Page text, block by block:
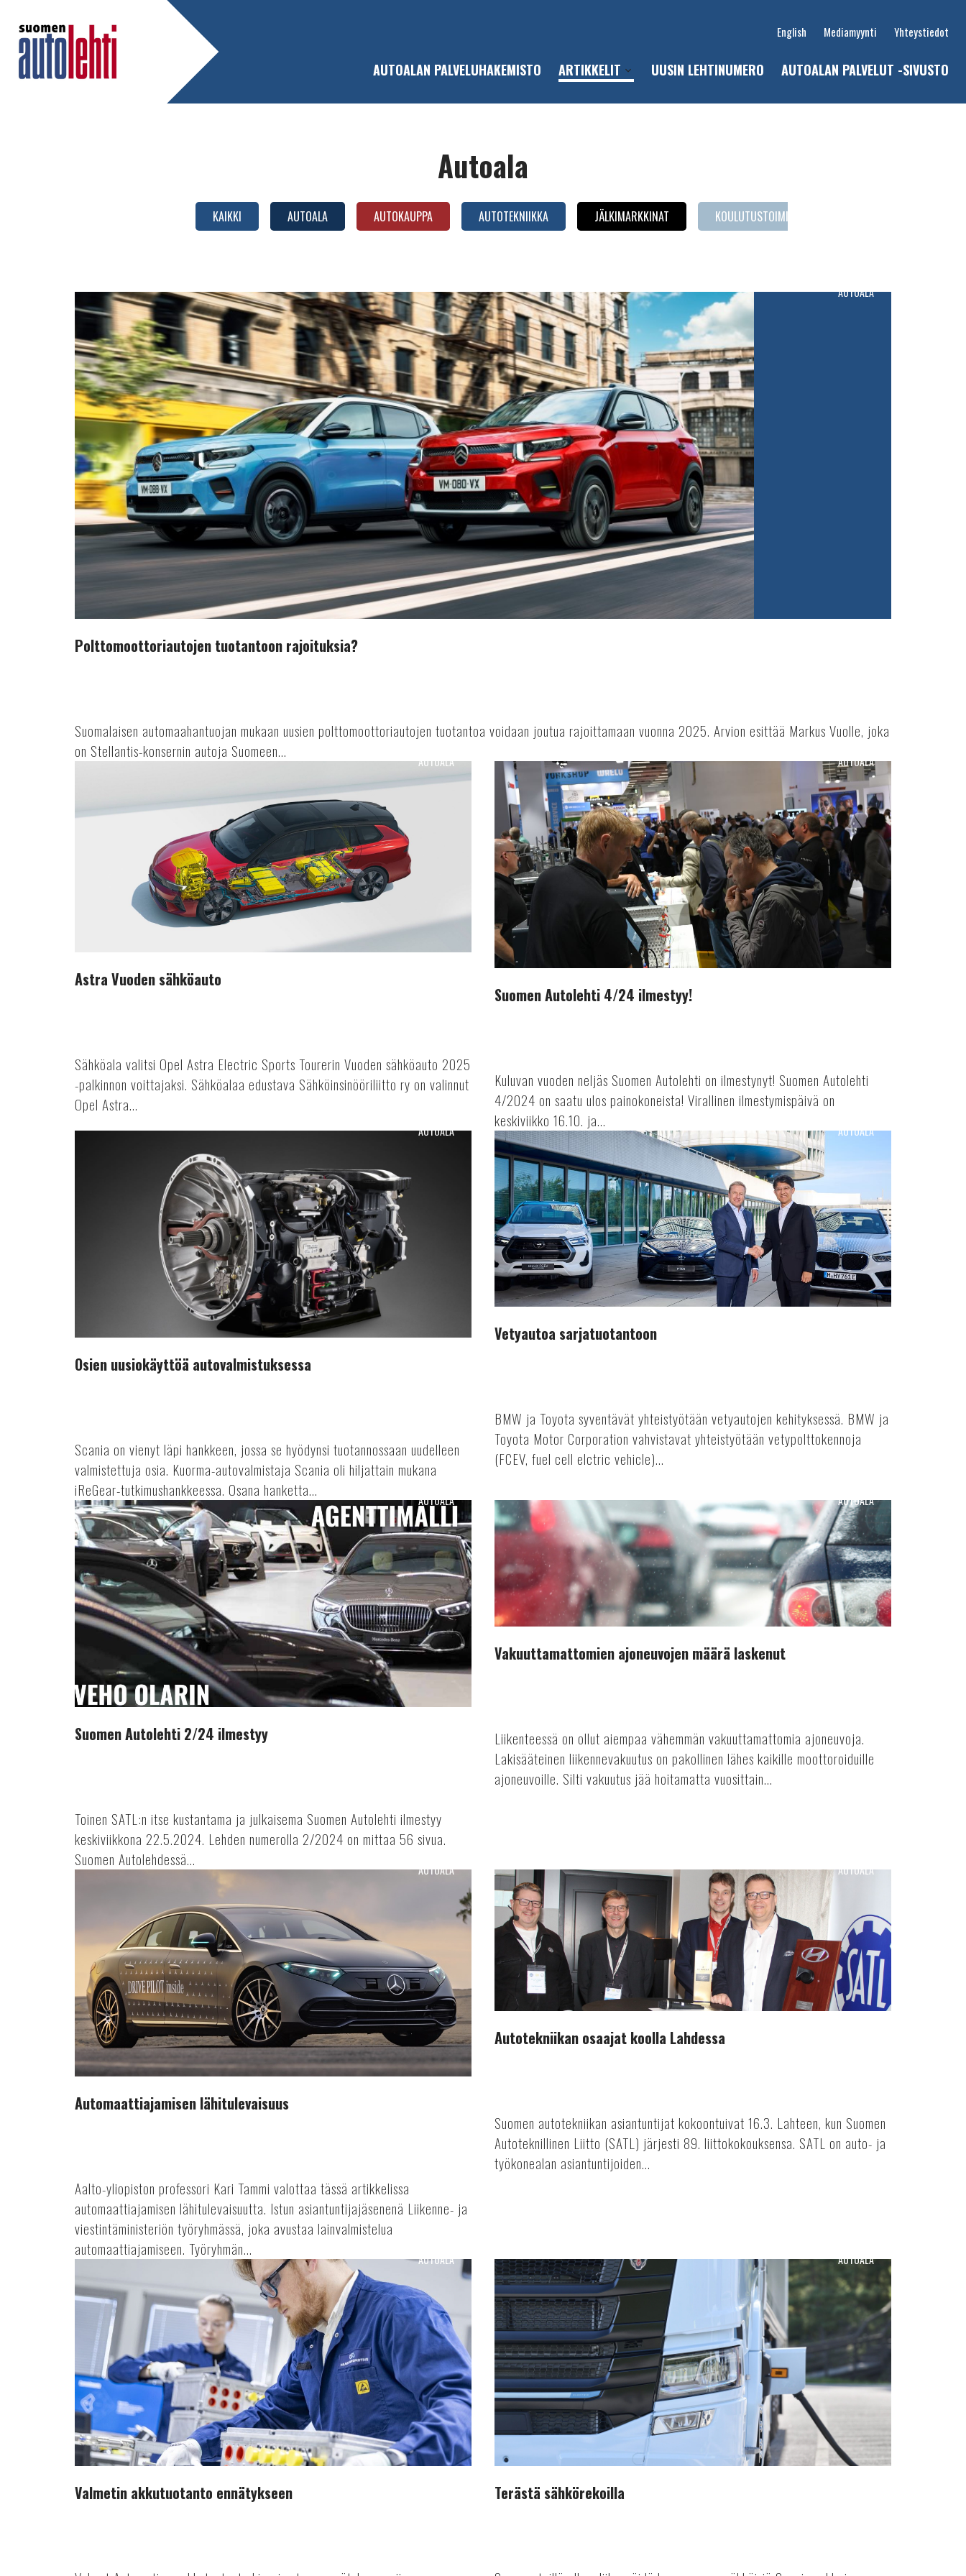
English Mediamyynti Yhteystiedot
AUTOALAN PALVELUHAKEMISTO ARTIKKELIT
Open
sub-
UUSIN LEHTINUMERO AUTOALAN PALVELUT -SIVUSTO
Autoala
KAIKKI AUTOALA AUTOKAUPPA AUTOTEKNIIKKA JÄLKIMARKKINAT KOULUTUSTOIMINTA
Polttomoottoriautojen
tuotantoon
rajoituksia?
AUTOALA
Polttomoottoriautojen tuotantoon rajoituksia?
Suomalaisen automaahantuojan mukaan uusien polttomoottoriautojen tuotantoa voidaan joutua rajoittamaan vuonna 2025. Arvion esittää Markus Vuolle, joka
on Stellantis-konsernin autoja Suomeen...
AUTOALA
Astra Vuoden sähköauto
Sähköala valitsi Opel Astra Electric Sports Tourerin Vuoden sähköauto 2025
-palkinnon voittajaksi. Sähköalaa edustava Sähköinsinööriliitto ry on valinnut
Opel Astra...
Suomen
Autolehti
ilmestyy!
AUTOALA
Suomen Autolehti 4/24 ilmestyy!
Kuluvan vuoden neljäs Suomen Autolehti on ilmestynyt! Suomen Autolehti
4/2024 on saatu ulos painokoneista! Virallinen ilmestymispäivä on
keskiviikko 16.10. ja...
AUTOALA
Osien uusiokäyttöä autovalmistuksessa
Scania on vienyt läpi hankkeen, jossa se hyödynsi tuotannossaan uudelleen
valmistettuja osia. Kuorma-autovalmistaja Scania oli hiljattain mukana
iReGear-tutkimushankkeessa. Osana hanketta...
Vetyautoa
sarjatuotantoon
AUTOALA
Vetyautoa sarjatuotantoon
BMW ja Toyota syventävät yhteistyötään vetyautojen kehityksessä. BMW ja
Toyota Motor Corporation vahvistavat yhteistyötään vetypolttokennoja
(FCEV, fuel cell elctric vehicle)...
Suomen
Autolehti
2/24
ilmestyy
AUTOALA
Suomen Autolehti 2/24 ilmestyy
Toinen SATL:n itse kustantama ja julkaisema Suomen Autolehti ilmestyy
keskiviikkona 22.5.2024. Lehden numerolla 2/2024 on mittaa 56 sivua.
Suomen Autolehdessä...
Vakuuttamattomien
ajoneuvojen
määrä
laskenut
AUTOALA
Vakuuttamattomien ajoneuvojen määrä laskenut
Liikenteessä on ollut aiempaa vähemmän vakuuttamattomia ajoneuvoja.
Lakisääteinen liikennevakuutus on pakollinen lähes kaikille moottoroiduille
ajoneuvoille. Silti vakuutus jää hoitamatta vuosittain...
AUTOALA
Automaattiajamisen lähitulevaisuus
Aalto-yliopiston professori Kari Tammi valottaa tässä artikkelissa
automaattiajamisen lähitulevaisuutta. Istun asiantuntijajäsenenä Liikenne- ja
viestintäministeriön työryhmässä, joka avustaa lainvalmistelua
automaattiajamiseen. Työryhmän...
Autotekniikan
osaajat
koolla
Lahdessa
AUTOALA
Autotekniikan osaajat koolla Lahdessa
Suomen autotekniikan asiantuntijat kokoontuivat 16.3. Lahteen, kun Suomen
Autoteknillinen Liitto (SATL) järjesti 89. liittokokouksensa. SATL on auto- ja
työkonealan asiantuntijoiden...
akkutuotanto
ennätykseen
AUTOALA
Valmetin akkutuotanto ennätykseen
Terästä
sähkörekoilla
AUTOALA
Terästä sähkörekoilla